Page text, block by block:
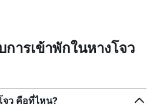
การเข้าพักในหางโจว
จว คือที่ไหน?